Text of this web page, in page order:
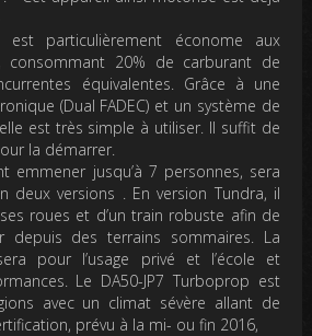
est particulièrement économe aux
consommant 20% de carburant de
équivalentes. Grâce à une
(Dual FADEC) et un système de
est très simple à utiliser. Il suffit de
la démarrer.
emmener jusqu’à 7 personnes, sera
deux versions . En version Tundra, il
roues et d’un train robuste afin de
depuis des terrains sommaires. La
pour l’usage privé et l’école et
Le DA50-JP7 Turboprop est
avec un climat sévère allant de
prévu à la mi- ou fin 2016,